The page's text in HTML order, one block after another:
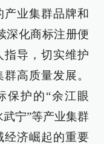
产业集群品牌和
深化商标注册便
指导，切实维护
高质量发展。
保护的“余江眼
武宁”等产业集群
经济崛起的重要